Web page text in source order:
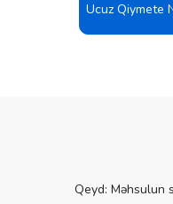
Ucuz Qiymete
Qeyd: Məhsulun